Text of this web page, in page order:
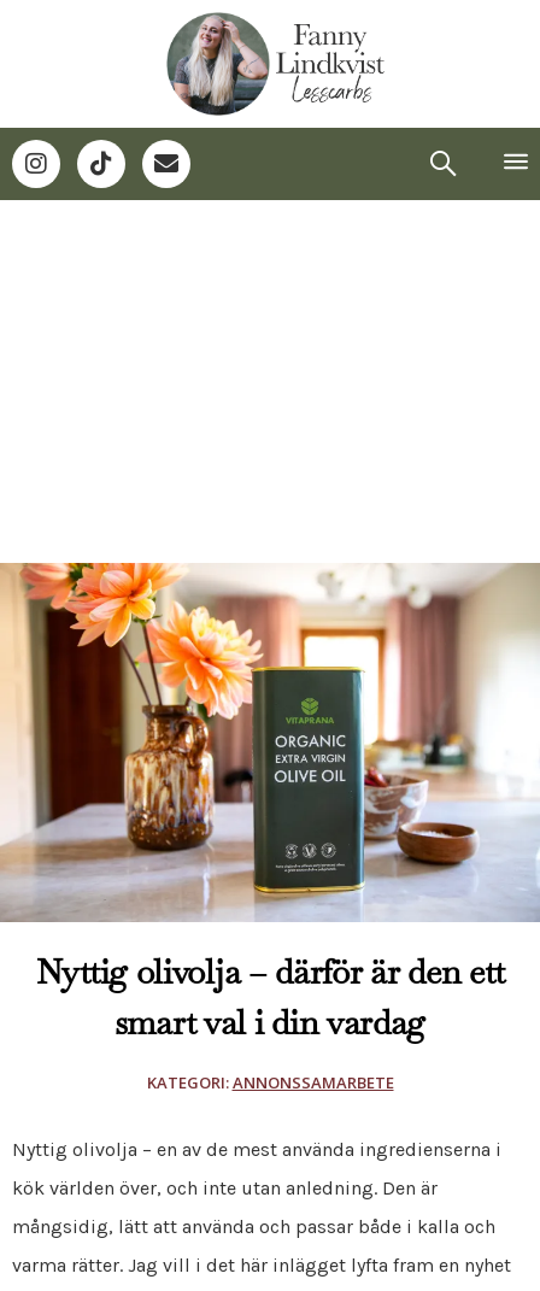
Nyttig olivolja – därför är den ett
smart val i din vardag
KATEGORI:ANNONSSAMARBETE
Nyttig olivolja – en av de mest använda ingredienserna i
kök världen över, och inte utan anledning. Den är
mångsidig, lätt att använda och passar både i kalla och
varma rätter. Jag vill i det här inlägget lyfta fram en nyhet